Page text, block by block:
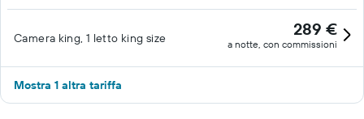
Camera king, 1 letto king size 289 €
a notte, con commissioni
Mostra 1 altra tariffa